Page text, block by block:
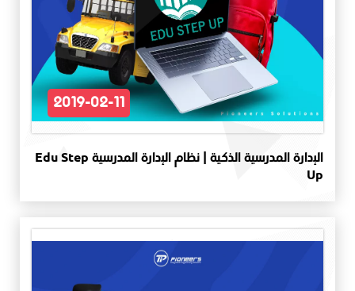
2019-02-11
الإدارة المدرسية الذكية | نظام الإدارة المدرسية Edu Step
Up